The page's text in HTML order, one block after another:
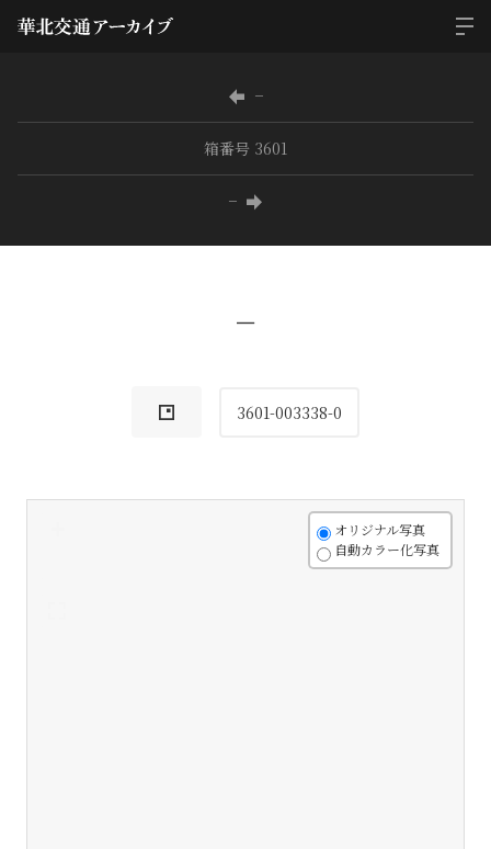
−
箱番号 3601
−
−
3601-003338-0
オリジナル写真
自動カラー化写真